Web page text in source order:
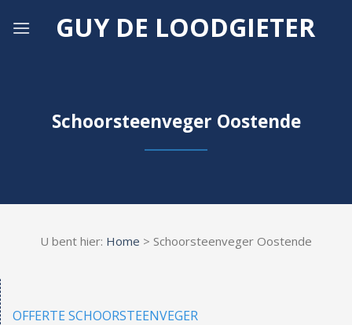
GUY DE LOODGIETER
Schoorsteenveger Oostende
U bent hier: Home > Schoorsteenveger Oostende
OFFERTE SCHOORSTEENVEGER